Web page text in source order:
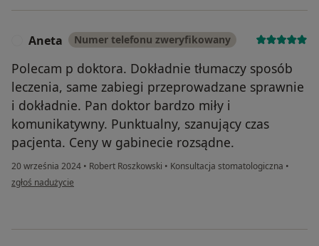
Aneta Numer telefonu zweryfikowany
Polecam p doktora. Dokładnie tłumaczy sposób
leczenia, same zabiegi przeprowadzane sprawnie
i dokładnie. Pan doktor bardzo miły i
komunikatywny. Punktualny, szanujący czas
pacjenta. Ceny w gabinecie rozsądne.
20 września 2024 • Robert Roszkowski • Konsultacja stomatologiczna •
w opinii użytkownika Aneta
zgłoś nadużycie